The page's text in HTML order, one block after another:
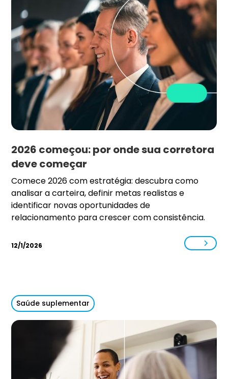
2026 começou: por onde sua corretora
deve começar
Comece 2026 com estratégia: descubra como
analisar a carteira, definir metas realistas e
identificar novas oportunidades de
relacionamento para crescer com consistência.
12/1/2026
Saúde suplementar